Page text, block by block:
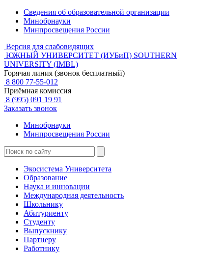
Сведения об образовательной организации
Минобрнауки
Минпросвещения России
Версия для слабовидящих
ЮЖНЫЙ УНИВЕРСИТЕТ (ИУБиП) SOUTHERN
UNIVERSITY (IMBL)
Горячая линия (звонок бесплатный)
8 800 77-55-012
Приёмная комиссия
8 (995) 091 19 91
Заказать звонок
Минобрнауки
Минпросвещения России
Экосистема Университета
Образование
Наука и инновации
Международная деятельность
Школьнику
Абитуриенту
Студенту
Выпускнику
Партнеру
Работнику